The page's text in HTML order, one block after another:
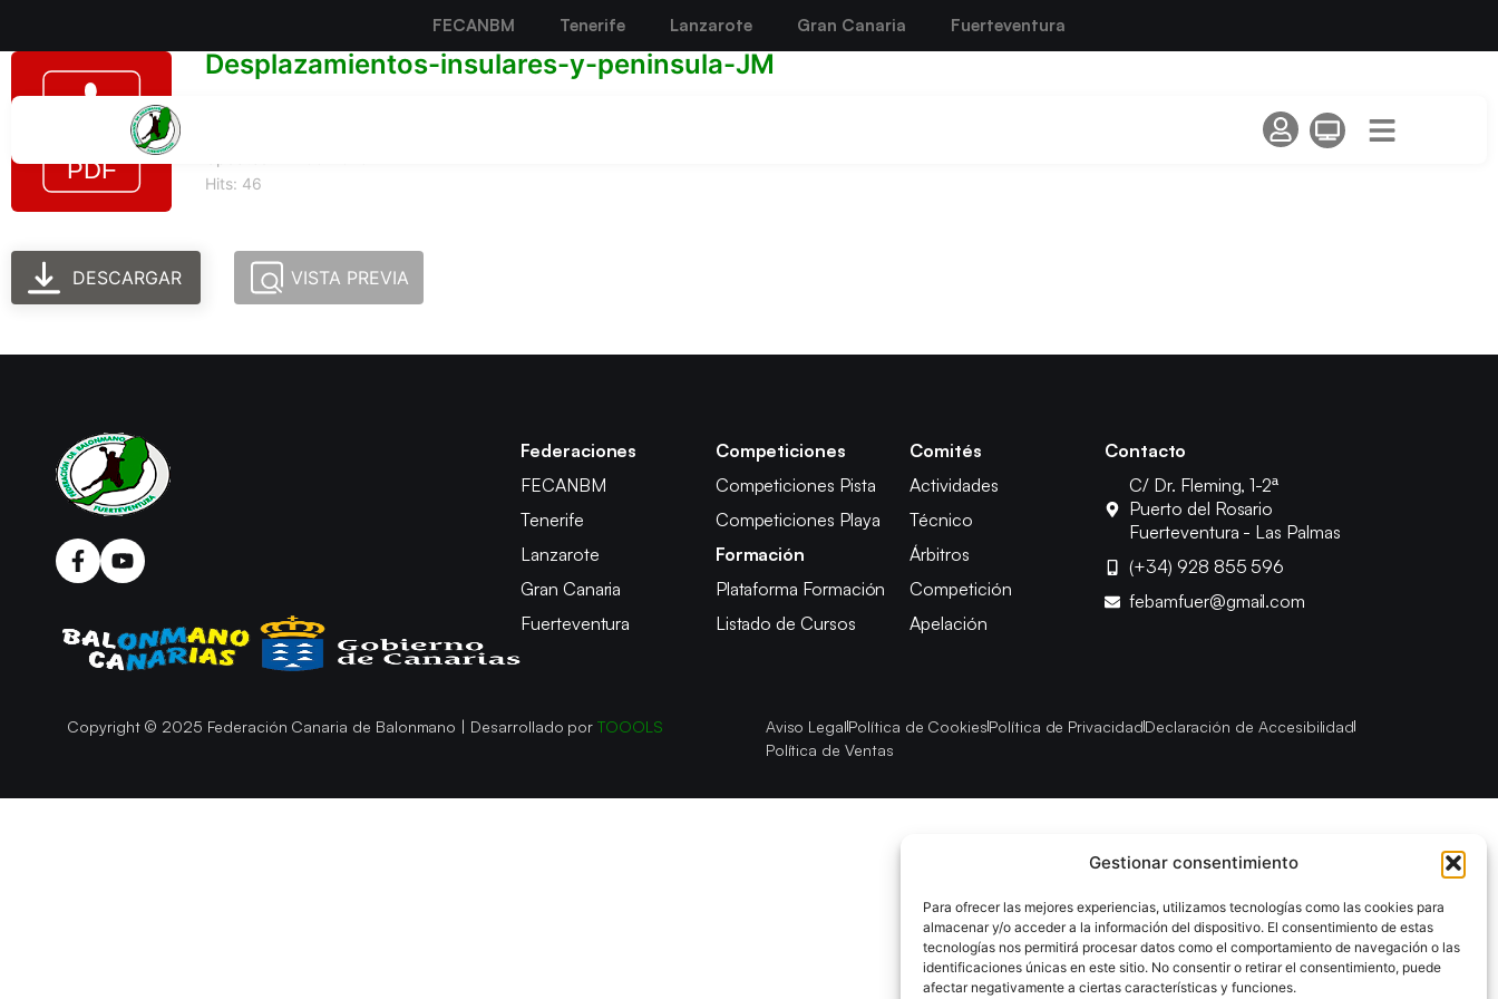
Gestionar consentimiento
Para ofrecer las mejores experiencias, utilizamos tecnologías como las cookies para
almacenar y/o acceder a la información del dispositivo. El consentimiento de estas
tecnologías nos permitirá procesar datos como el comportamiento de navegación o las
identificaciones únicas en este sitio. No consentir o retirar el consentimiento, puede
afectar negativamente a ciertas características y funciones.
FECANBM Tenerife Lanzarote Gran Canaria Fuerteventura
Desplazamientos-insulares-y-peninsula-JM
Hits: 46
DESCARGAR VISTA PREVIA
Federaciones
FECANBM
Tenerife
Lanzarote
Gran Canaria
Fuerteventura
Competiciones
Competiciones Pista
Competiciones Playa
Formación
Plataforma Formación
Listado de Cursos
Comités
Actividades
Técnico
Árbitros
Competición
Apelación
Contacto
C/ Dr. Fleming, 1-2ª
Puerto del Rosario
Fuerteventura - Las Palmas
(+34) 928 855 596
febamfuer@gmail.com
Copyright © 2025 Federación Canaria de Balonmano | Desarrollado porTOOOLS Aviso LegalPolítica de CookiesPolítica de PrivacidadDeclaración de Accesibilidad
Política de Ventas